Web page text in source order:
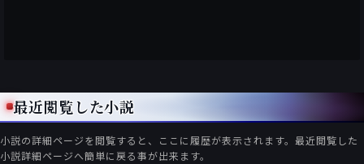
最近閲覧した小説
小説の詳細ページを閲覧すると、ここに履歴が表示されます。最近閲覧した
小説詳細ページへ簡単に戻る事が出来ます。